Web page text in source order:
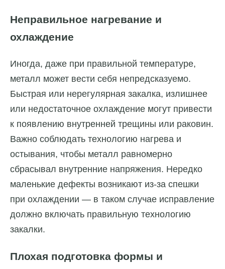
Неправильное нагревание и
охлаждение
Иногда, даже при правильной температуре,
металл может вести себя непредсказуемо.
Быстрая или нерегулярная закалка, излишнее
или недостаточное охлаждение могут привести
к появлению внутренней трещины или раковин.
Важно соблюдать технологию нагрева и
остывания, чтобы металл равномерно
сбрасывал внутренние напряжения. Нередко
маленькие дефекты возникают из-за спешки
при охлаждении — в таком случае исправление
должно включать правильную технологию
закалки.
Плохая подготовка формы и